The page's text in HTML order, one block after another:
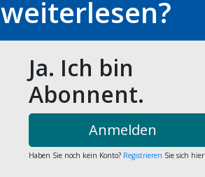
weiterlesen?
Ja. Ich bin
Abonnent.
Anmelden
Haben Sie noch kein Konto?Registrieren Sie sich hier